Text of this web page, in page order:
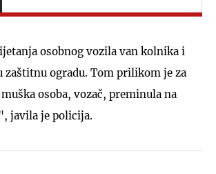
osobnog vozila van kolnika i
zaštitnu ogradu. Tom prilikom je za
osoba, vozač, preminula na
javila je policija.